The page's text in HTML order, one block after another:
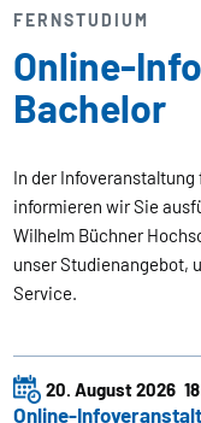
FERNSTUDIUM
Online-
Bachelor
In der
informieren wir Sie
Wilhelm Büchner
unser Studienangebot,
Service.
20. August 2026
Online-